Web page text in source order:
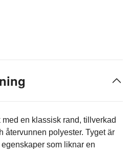
en klassisk rand, tillverkad
återvunnen polyester. Tyget är
som liknar en